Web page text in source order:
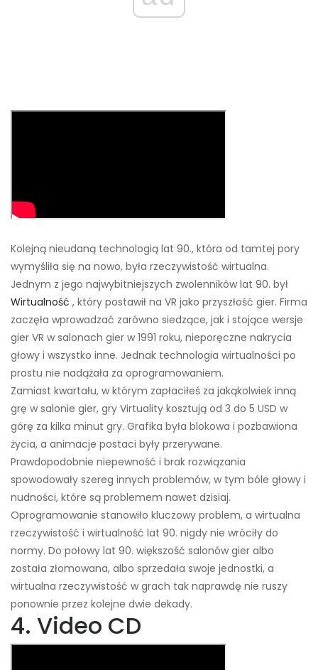
Kolejną nieudaną technologią lat 90., która od tamtej pory
wymyśliła się na nowo, była rzeczywistość wirtualna.
Jednym z jego najwybitniejszych zwolenników lat 90. był
Wirtualność , który postawił na VR jako przyszłość gier. Firma
zaczęła wprowadzać zarówno siedzące, jak i stojące wersje
gier VR w salonach gier w 1991 roku, nieporęczne nakrycia
głowy i wszystko inne. Jednak technologia wirtualności po
prostu nie nadążała za oprogramowaniem.
Zamiast kwartału, w którym zapłaciłeś za jakąkolwiek inną
grę w salonie gier, gry Virtuality kosztują od 3 do 5 USD w
górę za kilka minut gry. Grafika była blokowa i pozbawiona
życia, a animacje postaci były przerywane.
Prawdopodobnie niepewność i brak rozwiązania
spowodowały szereg innych problemów, w tym bóle głowy i
nudności, które są problemem nawet dzisiaj.
Oprogramowanie stanowiło kluczowy problem, a wirtualna
rzeczywistość i wirtualność lat 90. nigdy nie wróciły do ​​
normy. Do połowy lat 90. większość salonów gier albo
została złomowana, albo sprzedała swoje jednostki, a
wirtualna rzeczywistość w grach tak naprawdę nie ruszy
ponownie przez kolejne dwie dekady.
4. Video CD